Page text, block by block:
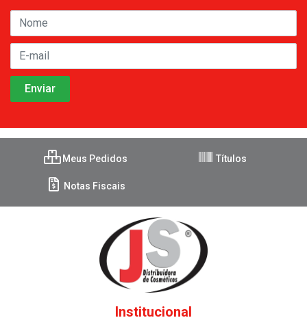
Meus Pedidos Títulos
Notas Fiscais
Institucional